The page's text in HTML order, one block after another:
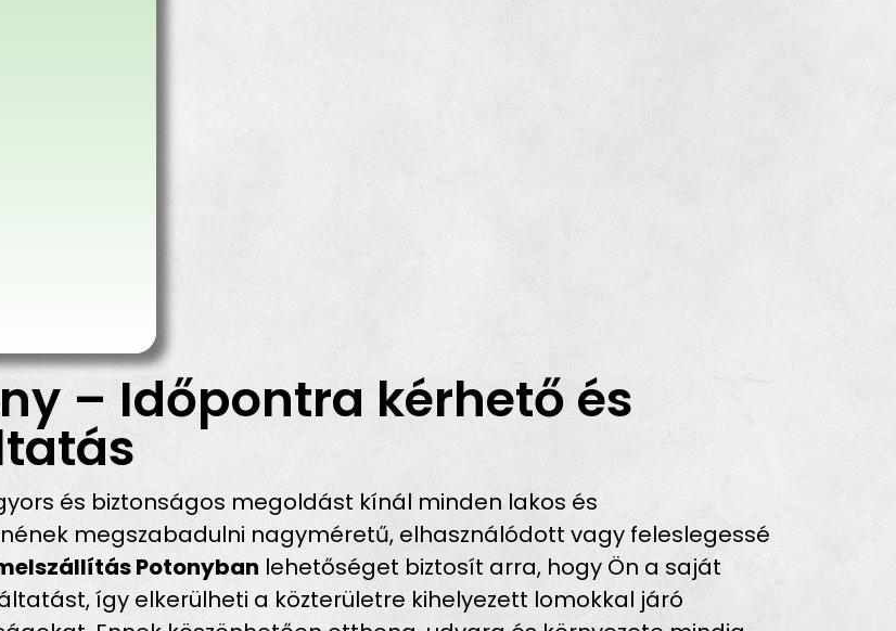
– Időpontra kérhető és
és biztonságos megoldást kínál minden lakos és
megszabadulni nagyméretű, elhasználódott vagy feleslegessé
Potonyban lehetőséget biztosít arra, hogy Ön a saját
így elkerülheti a közterületre kihelyezett lomokkal járó